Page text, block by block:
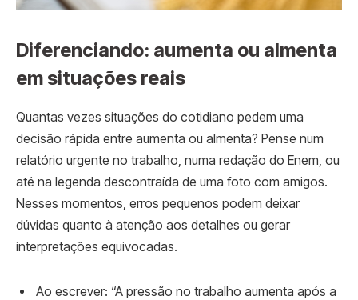
Diferenciando: aumenta ou almenta
em situações reais
Quantas vezes situações do cotidiano pedem uma
decisão rápida entre aumenta ou almenta? Pense num
relatório urgente no trabalho, numa redação do Enem, ou
até na legenda descontraída de uma foto com amigos.
Nesses momentos, erros pequenos podem deixar
dúvidas quanto à atenção aos detalhes ou gerar
interpretações equivocadas.
Ao escrever: “A pressão no trabalho aumenta após a